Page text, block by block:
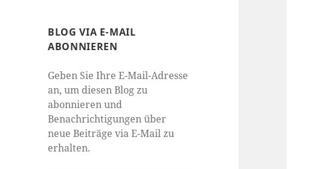
BLOG VIA E-MAIL
ABONNIEREN
Geben Sie Ihre E-Mail-Adresse
an, um diesen Blog zu
abonnieren und
Benachrichtigungen über
neue Beiträge via E-Mail zu
erhalten.